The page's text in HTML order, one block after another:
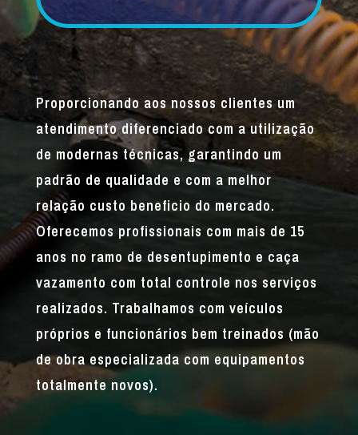
Proporcionando aos nossos clientes um
atendimento diferenciado com a utilização
de modernas técnicas, garantindo um
padrão de qualidade e com a melhor
relação custo beneficio do mercado.
Oferecemos profissionais com mais de 15
anos no ramo de desentupimento e caça
vazamento com total controle nos serviços
realizados. Trabalhamos com veículos
próprios e funcionários bem treinados (mão
de obra especializada com equipamentos
totalmente novos).